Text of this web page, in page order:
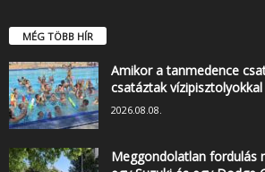
MÉG TÖBB HÍR
Amikor a tanmedence
csatáztak
2026.08.08.
Meggondolatlan fordulás